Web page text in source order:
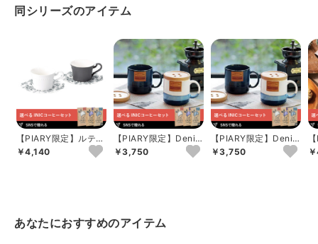
同シリーズのアイテム
【PIARY限定】ルティ
ーネ ペアコーヒーセ
ット+選べる...
￥4,140
【PIARY限定】Denim
Factory マグカップ...
￥3,750
【PIARY限定】Denim
Factory マグカップ...
￥3,750
あなたにおすすめのアイテム